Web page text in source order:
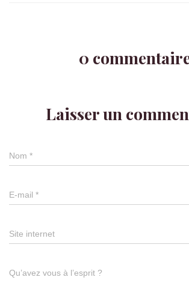
0
Laisser un
Nom *
E-mail *
Site internet
Qu’avez vous à l’esprit ?